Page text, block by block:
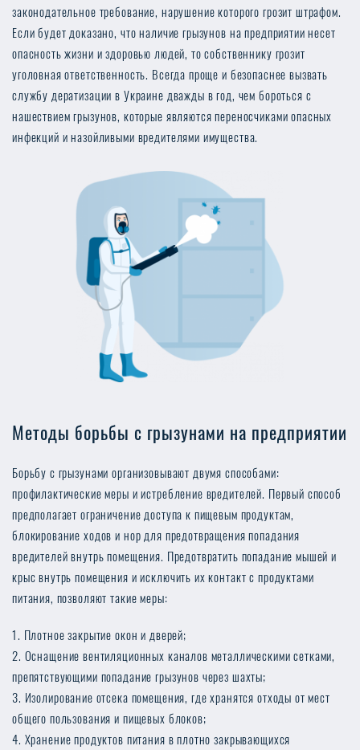
законодательное требование, нарушение которого грозит штрафом.
Если будет доказано, что наличие грызунов на предприятии несет
опасность жизни и здоровью людей, то собственнику грозит
уголовная ответственность. Всегда проще и безопаснее вызвать
службу дератизации в Украине дважды в год, чем бороться с
нашествием грызунов, которые являются переносчиками опасных
инфекций и назойливыми вредителями имущества.
Методы борьбы с грызунами на предприятии
Борьбу с грызунами организовывают двумя способами:
профилактические меры и истребление вредителей. Первый способ
предполагает ограничение доступа к пищевым продуктам,
блокирование ходов и нор для предотвращения попадания
вредителей внутрь помещения. Предотвратить попадание мышей и
крыс внутрь помещения и исключить их контакт с продуктами
питания, позволяют такие меры:
Плотное закрытие окон и дверей;
Оснащение вентиляционных каналов металлическими сетками,
препятствующими попадание грызунов через шахты;
Изолирование отсека помещения, где хранятся отходы от мест
общего пользования и пищевых блоков;
Хранение продуктов питания в плотно закрывающихся